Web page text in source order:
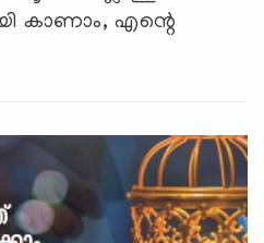
കാണാം, എന്റെ